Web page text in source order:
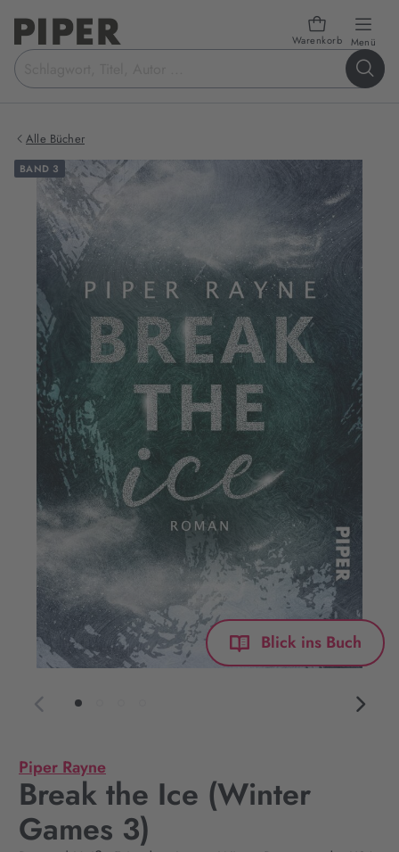
Warenkorb Menü
Suchbegriff
eingeben
Alle Bücher
BAND 3
Blick ins Buch
Produktbilder
zum
Buch
Piper Rayne
Break the Ice (Winter
Games 3)